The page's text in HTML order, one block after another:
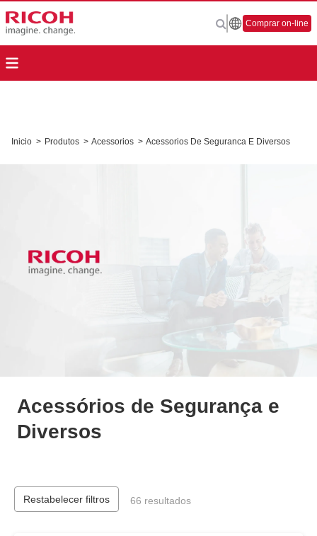
Comprar on-line
Inicio > Produtos > Acessorios > Acessorios De Seguranca E Diversos
Acessórios de Segurança e
Diversos
Restabelecer filtros 66 resultados